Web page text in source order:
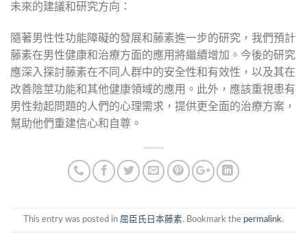
未來的建議和研究方向：
隨著男性性功能障礙的發展和藤素進一步的研究，我們預計
藤素在男性健康和治療方面的應用將繼續增加。今後的研究
應深入探討藤素在不同人群中的安全性和有效性，以及其在
改善陰莖功能和其他健康領域的應用。此外，應該重視患有
男性勃起問題的人們的心理需求，提供更全面的治療方案，
幫助他們重建信心和自尊。
This entry was posted in 屈臣氏日本藤素. Bookmark the permalink.